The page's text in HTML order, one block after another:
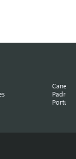
Caneta Cortiça C/
Padrões Azulejo
Português Sort.